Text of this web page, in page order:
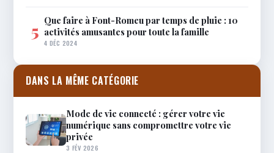
5 Que faire à Font-Romeu par temps de pluie : 10
activités amusantes pour toute la famille
4 DÉC 2024
DANS LA MÊME CATÉGORIE
Mode de vie connecté : gérer votre vie
numérique sans compromettre votre vie
privée
3 FÉV 2026